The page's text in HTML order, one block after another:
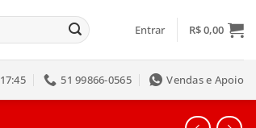
Entrar R$0,00
51 99866-0565 Vendas e Apoio